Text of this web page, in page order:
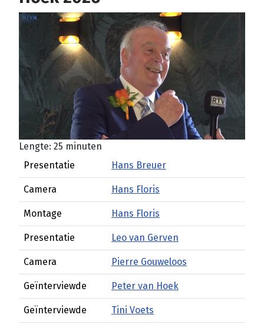
Lengte: 25 minuten
Presentatie
Hans Breuer
Camera Hans Floris
Montage Hans Floris
Presentatie Leo van Gerven
Camera Pierre Gouweloos
Geïnterviewde Peter van Hoek
Geïnterviewde Tini Voets